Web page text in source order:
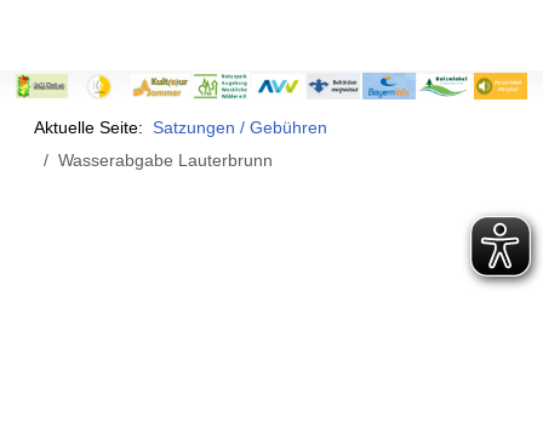
Aktuelle Seite: Satzungen / Gebühren
Wasserabgabe Lauterbrunn